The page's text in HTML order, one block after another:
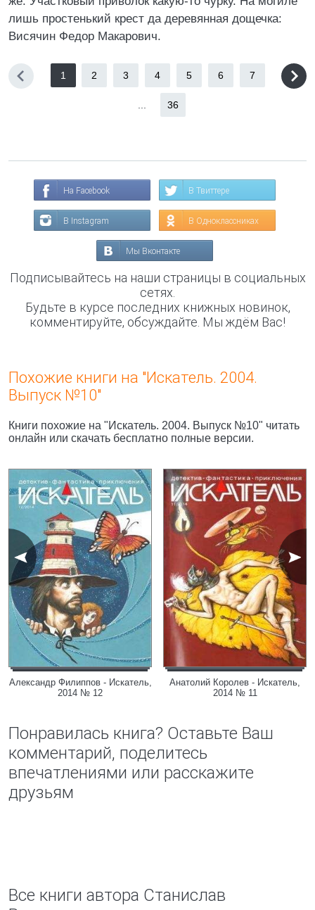
лишь простенький крест да деревянная дощечка:
Висячин Федор Макарович.
1 2 3 4 5 6 7
36
На Facebook В Твиттере
В Instagram В Одноклассниках
Мы Вконтакте
Подписывайтесь на наши страницы в социальных
сетях.
Будьте в курсе последних книжных новинок,
комментируйте, обсуждайте. Мы ждём Вас!
Похожие книги на "Искатель. 2004.
Выпуск №10"
Книги похожие на "Искатель. 2004. Выпуск №10" читать
онлайн или скачать бесплатно полные версии.
Александр Филиппов - Искатель,
2014 № 12
Анатолий Королев - Искатель,
2014 № 11
Понравилась книга? Оставьте Ваш
комментарий, поделитесь
впечатлениями или расскажите
друзьям
Все книги автора Станислав